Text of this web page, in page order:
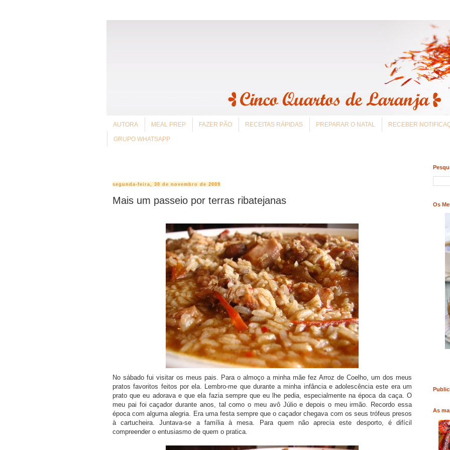
AUTORA MEAL PREP FAZER PÃO RECEITAS RÁPIDAS PREPARAR O NATAL RECEBER
GRUPO WHATSAPP
segunda-feira, 30 de novembro de 2009
Mais um passeio por terras ribatejanas
No sábado fui visitar os meus pais. Para o almoço a minha mãe fez Arroz de Coelho, um dos meus
pratos favoritos feitos por ela. Lembro-me que durante a minha infância e adolescência este era um
prato que eu adorava e que ela fazia sempre que eu lhe pedia, especialmente na época da caça. O
meu pai foi caçador durante anos, tal como o meu avô Júlio e depois o meu irmão. Recordo essa
época com alguma alegria. Era uma festa sempre que o caçador chegava com os seus trófeus presos
à cartucheira. Juntava-se a família à mesa. Para quem não aprecia este desporto, é difícil
compreender o entusiasmo de quem o pratica.
Os
COMPRAR LIVRO COMPRAR LIVRO
As